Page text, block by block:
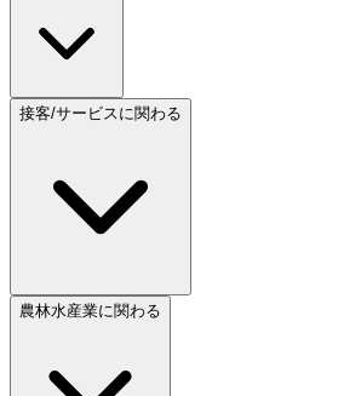
接客/サービスに関わる
農林水産業に関わる